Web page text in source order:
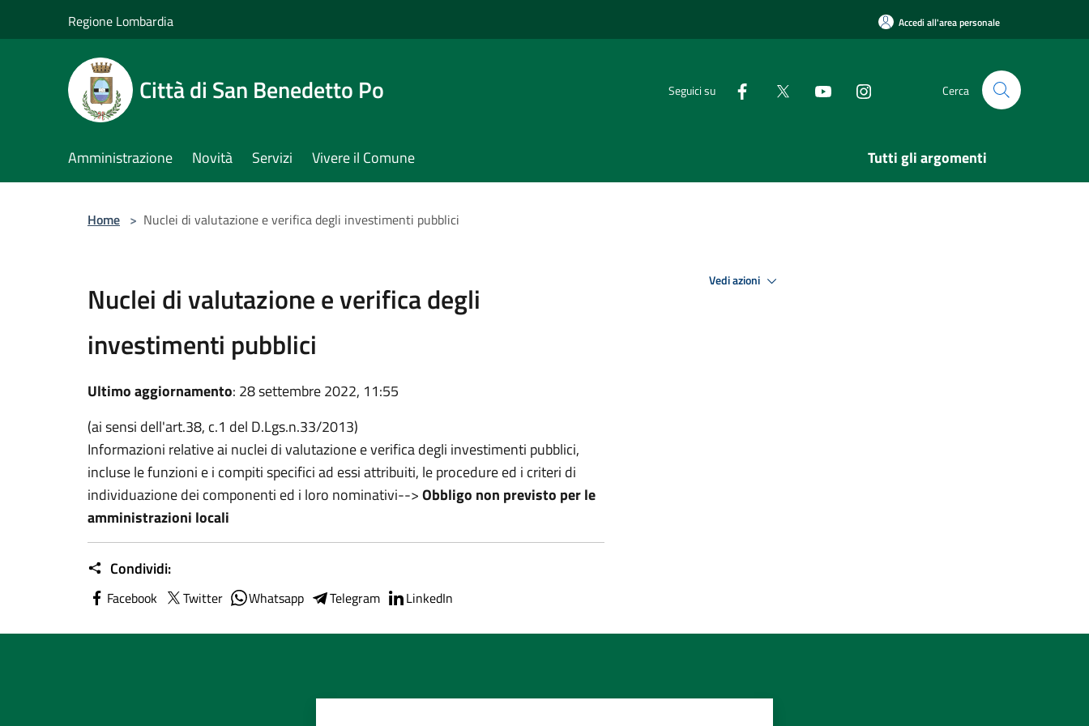
Regione Lombardia Accedi all'area personale
Città di San Benedetto Po Seguici su Cerca
Amministrazione Novità Servizi Vivere il Comune Tutti gli argomenti
Home > Nuclei di valutazione e verifica degli investimenti pubblici
Nuclei di valutazione e verifica degli
investimenti pubblici
Ultimo aggiornamento: 28 settembre 2022, 11:55
(ai sensi dell'art.38, c.1 del D.Lgs.n.33/2013)
Informazioni relative ai nuclei di valutazione e verifica degli investimenti pubblici,
incluse le funzioni e i compiti specifici ad essi attribuiti, le procedure ed i criteri di
individuazione dei componenti ed i loro nominativi-->Obbligo non previsto per le
amministrazioni locali
Condividi:
Facebook Twitter Whatsapp Telegram LinkedIn
Vedi azioni